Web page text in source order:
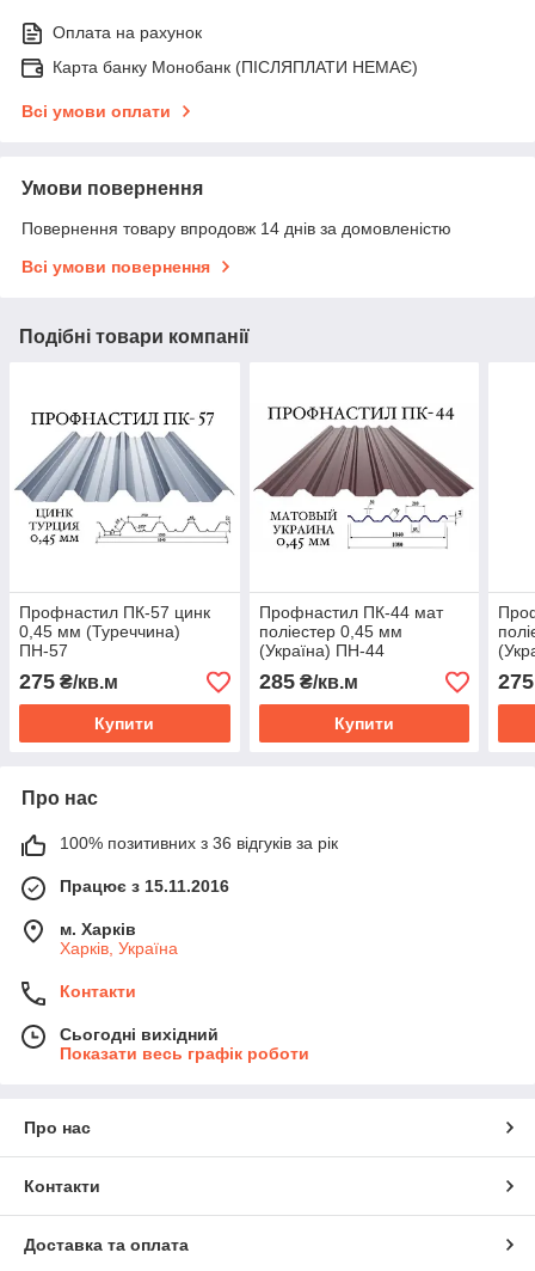
Оплата на рахунок
Карта банку Монобанк (ПІСЛЯПЛАТИ НЕМАЄ)
Всі умови оплати
Умови повернення
Повернення товару впродовж 14 днів за домовленістю
Всі умови повернення
Подібні товари компанії
Профнастил ПК-57 цинк
0,45 мм (Туреччина)
ПН-57
275 ₴/кв.м
Купити
Профнастил ПК-44 мат
поліестер 0,45 мм
(Україна) ПН-44
285₴/кв.м
Купити
275
Про нас
100% позитивних з 36 відгуків за рік
Працює з 15.11.2016
м. Харків
Харків, Україна
Контакти
Сьогодні вихідний
Показати весь графік роботи
Про нас
Контакти
Доставка та оплата